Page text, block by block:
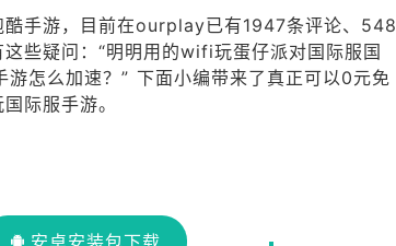
酷手游，目前在ourplay已有1947条评论、548
些疑问：“明明用的wifi玩蛋仔派对国际服国
怎么加速？” 下面小编带来了真正可以0元免
际服手游。
安卓安装包下载